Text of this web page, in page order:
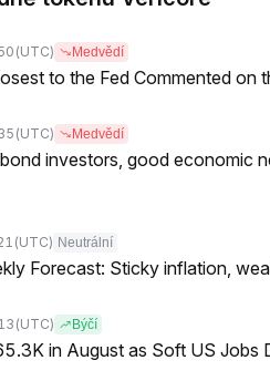
(UTC) Medvědí
to the Fed Commented on
(UTC) Medvědí
investors, good economic
(UTC) Neutrální
Forecast: Sticky inflation,
(UTC) Býčí
in August as Soft US Jobs